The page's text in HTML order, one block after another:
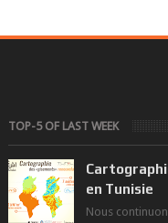
TOP-5 OF LAST WEEK
en Tunisie
Nous